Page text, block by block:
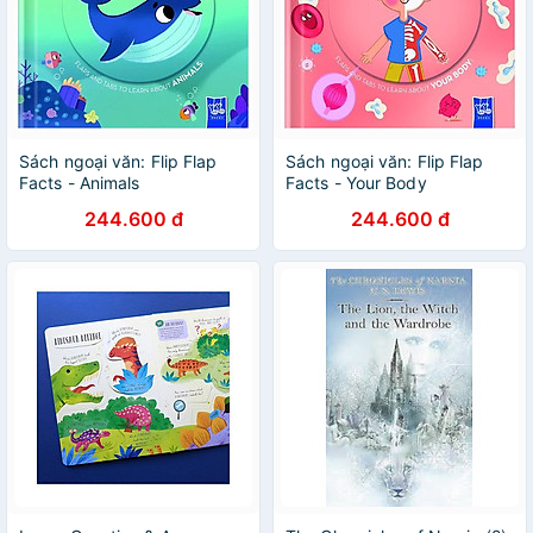
Sách ngoại văn: Flip Flap
Facts - Animals
244.600 đ
Sách ngoại văn: Flip Flap
Facts - Your Body
244.600 đ